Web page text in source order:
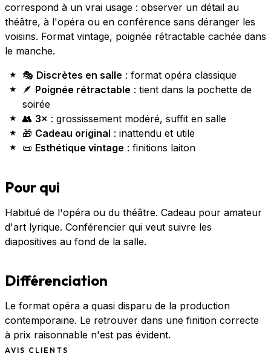
correspond à un vrai usage : observer un détail au
théâtre, à l'opéra ou en conférence sans déranger les
voisins. Format vintage, poignée rétractable cachée dans
le manche.
🎭 Discrètes en salle : format opéra classique
🪶 Poignée rétractable : tient dans la pochette de
soirée
👥 3× : grossissement modéré, suffit en salle
🎁 Cadeau original : inattendu et utile
📜 Esthétique vintage : finitions laiton
Pour qui
Habitué de l'opéra ou du théâtre. Cadeau pour amateur
d'art lyrique. Conférencier qui veut suivre les
diapositives au fond de la salle.
Différenciation
Le format opéra a quasi disparu de la production
contemporaine. Le retrouver dans une finition correcte
à prix raisonnable n'est pas évident.
AVIS CLIENTS